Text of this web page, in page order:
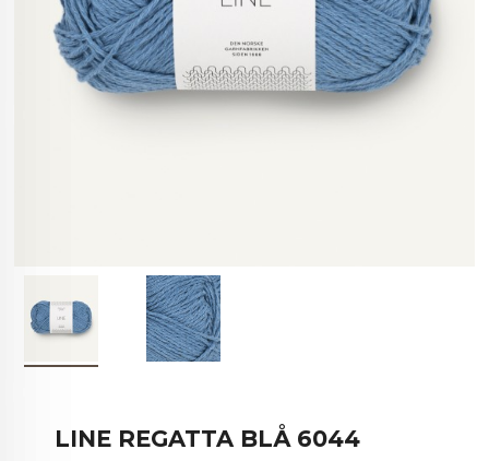
LINE REGATTA BLÅ 6044